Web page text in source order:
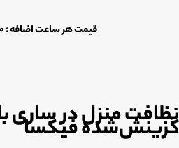
قیمت هر ساعت اضافه : 200,000 تومان
نظافت منزل در ساری
گزینش‌شده فیکسا